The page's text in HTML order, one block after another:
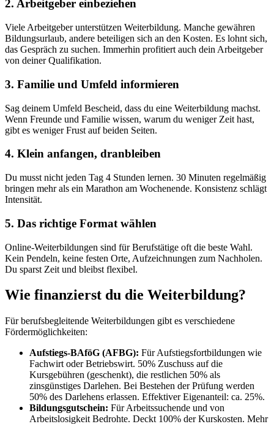
2. Arbeitgeber einbeziehen
Viele Arbeitgeber unterstützen Weiterbildung. Manche gewähren
Bildungsurlaub, andere beteiligen sich an den Kosten. Es lohnt sich,
das Gespräch zu suchen. Immerhin profitiert auch dein Arbeitgeber
von deiner Qualifikation.
3. Familie und Umfeld informieren
Sag deinem Umfeld Bescheid, dass du eine Weiterbildung machst.
Wenn Freunde und Familie wissen, warum du weniger Zeit hast,
gibt es weniger Frust auf beiden Seiten.
4. Klein anfangen, dranbleiben
Du musst nicht jeden Tag 4 Stunden lernen. 30 Minuten regelmäßig
bringen mehr als ein Marathon am Wochenende. Konsistenz schlägt
Intensität.
5. Das richtige Format wählen
Online-Weiterbildungen sind für Berufstätige oft die beste Wahl.
Kein Pendeln, keine festen Orte, Aufzeichnungen zum Nachholen.
Du sparst Zeit und bleibst flexibel.
Wie finanzierst du die Weiterbildung?
Für berufsbegleitende Weiterbildungen gibt es verschiedene
Fördermöglichkeiten:
Aufstiegs-BAföG (AFBG): Für Aufstiegsfortbildungen wie
Fachwirt oder Betriebswirt. 50% Zuschuss auf die
Kursgebühren (geschenkt), die restlichen 50% als
zinsgünstiges Darlehen. Bei Bestehen der Prüfung werden
50% des Darlehens erlassen. Effektiver Eigenanteil: ca. 25%.
Bildungsgutschein: Für Arbeitssuchende und von
Arbeitslosigkeit Bedrohte. Deckt 100% der Kurskosten. Mehr